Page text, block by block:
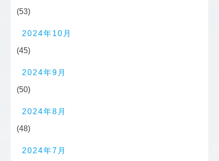
(53)
2024年10月
(45)
2024年9月
(50)
2024年8月
(48)
2024年7月